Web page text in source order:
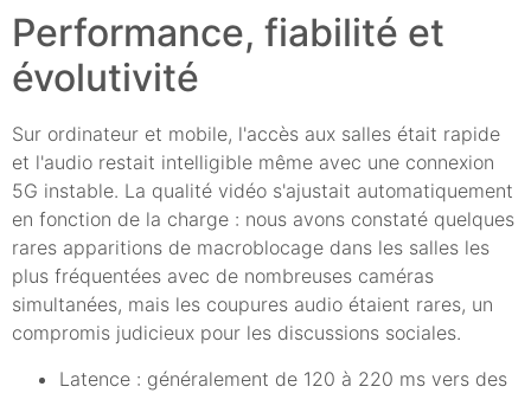
Performance, fiabilité et
évolutivité
Sur ordinateur et mobile, l'accès aux salles était rapide
et l'audio restait intelligible même avec une connexion
5G instable. La qualité vidéo s'ajustait automatiquement
en fonction de la charge : nous avons constaté quelques
rares apparitions de macroblocage dans les salles les
plus fréquentées avec de nombreuses caméras
simultanées, mais les coupures audio étaient rares, un
compromis judicieux pour les discussions sociales.
Latence : généralement de 120 à 220 ms vers des